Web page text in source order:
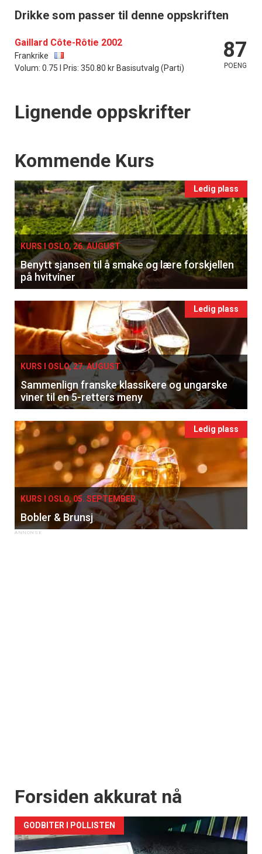
Drikke som passer til denne oppskriften
Gaillard Côte-Rôtie 2002
Frankrike
Volum: 0.75 l Pris: 350.80 kr Basisutvalg (Parti)
87
POENG
Lignende oppskrifter
Events
Kommende Kurs
Ledig plass
KURS I OSLO, 26. AUGUST
Benytt sjansen til å smake og lære forskjellen
på hvitviner
Ledig plass
KURS I OSLO, 27. AUGUST
Sammenlign franske klassikere og ungarske
viner til en 5-retters meny
Ledig plass
KURS I OSLO, 05. SEPTEMBER
Bobler & Brunsj
Forsiden akkurat nå
GODBITER I POLLISTEN